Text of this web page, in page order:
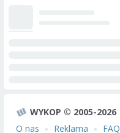
WYKOP © 2005-2026
O nas
Reklama FAQ